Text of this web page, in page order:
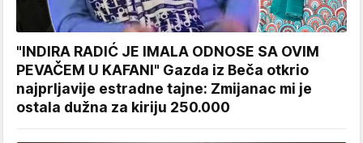
"INDIRA RADIĆ JE IMALA ODNOSE SA OVIM
PEVAČEM U KAFANI" Gazda iz Beča otkrio
najprljavije estradne tajne: Zmijanac mi je
ostala dužna za kiriju 250.000